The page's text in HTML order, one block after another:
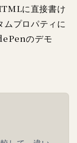
に直接書け
プロパティに
のデモ